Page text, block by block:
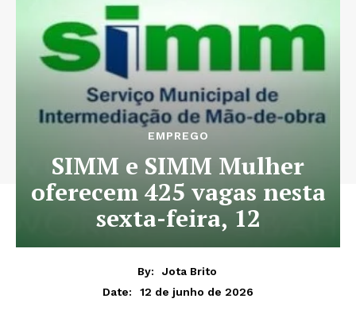
EMPREGO
SIMM e SIMM Mulher
oferecem 425 vagas nesta
sexta-feira, 12
By:
Jota Brito
Date:
12 de junho de 2026